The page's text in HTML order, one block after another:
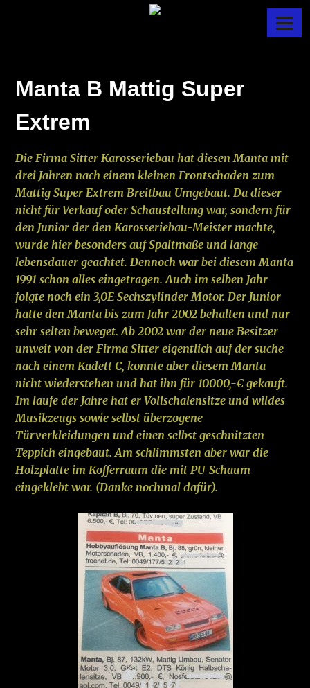
Menu
Manta B Mattig Super
Extrem
Die Firma Sitter Karosseriebau hat diesen Manta mit
drei Jahren nach einem kleinen Frontschaden zum
Mattig Super Extrem Breitbau Umgebaut. Da dieser
nicht für Verkauf oder Schaustellung war, sondern für
den Junior der den Karosseriebau-Meister machte,
wurde hier besonders auf Spaltmaße und lange
lebensdauer geachtet. Dennoch war bei diesem Manta
1991 schon alles eingetragen. Auch im selben Jahr
folgte noch ein 3,0E Sechszylinder Motor. Der Junior
hatte den Manta bis zum Jahr 2002 behalten und nur
sehr selten beweget. Ab 2002 war der neue Besitzer
unweit von der Firma Sitter eigentlich auf der suche
nach einem Kadett C, konnte aber diesem Manta
nicht wiederstehen und hat ihn für 10000,-€ gekauft.
Im laufe der Jahre hat er Vollschalensitze und wildes
Musikzeugs sowie selbst überzogene
Türverkleidungen und einen selbst geschnitzten
Teppich eingebaut. Am schlimmsten aber war die
Holzplatte im Kofferraum die mit PU-Schaum
eingeklebt war. (Danke nochmal dafür).